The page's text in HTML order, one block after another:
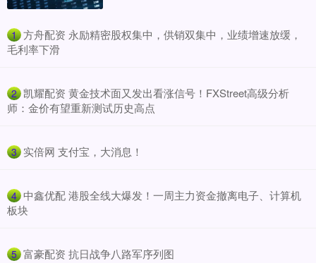
1 ​方舟配资 永励精密股权集中，供销双集中，业绩增速放缓，
毛利率下滑
2 ​凯耀配资 黄金技术面又发出看涨信号！FXStreet高级分析
师：金价有望重新测试历史高点
3 ​实倍网 支付宝，大消息！
4 ​中鑫优配 港股全线大爆发！一周主力资金撤离电子、计算机
板块
5 ​富豪配资 抗日战争八路军序列图